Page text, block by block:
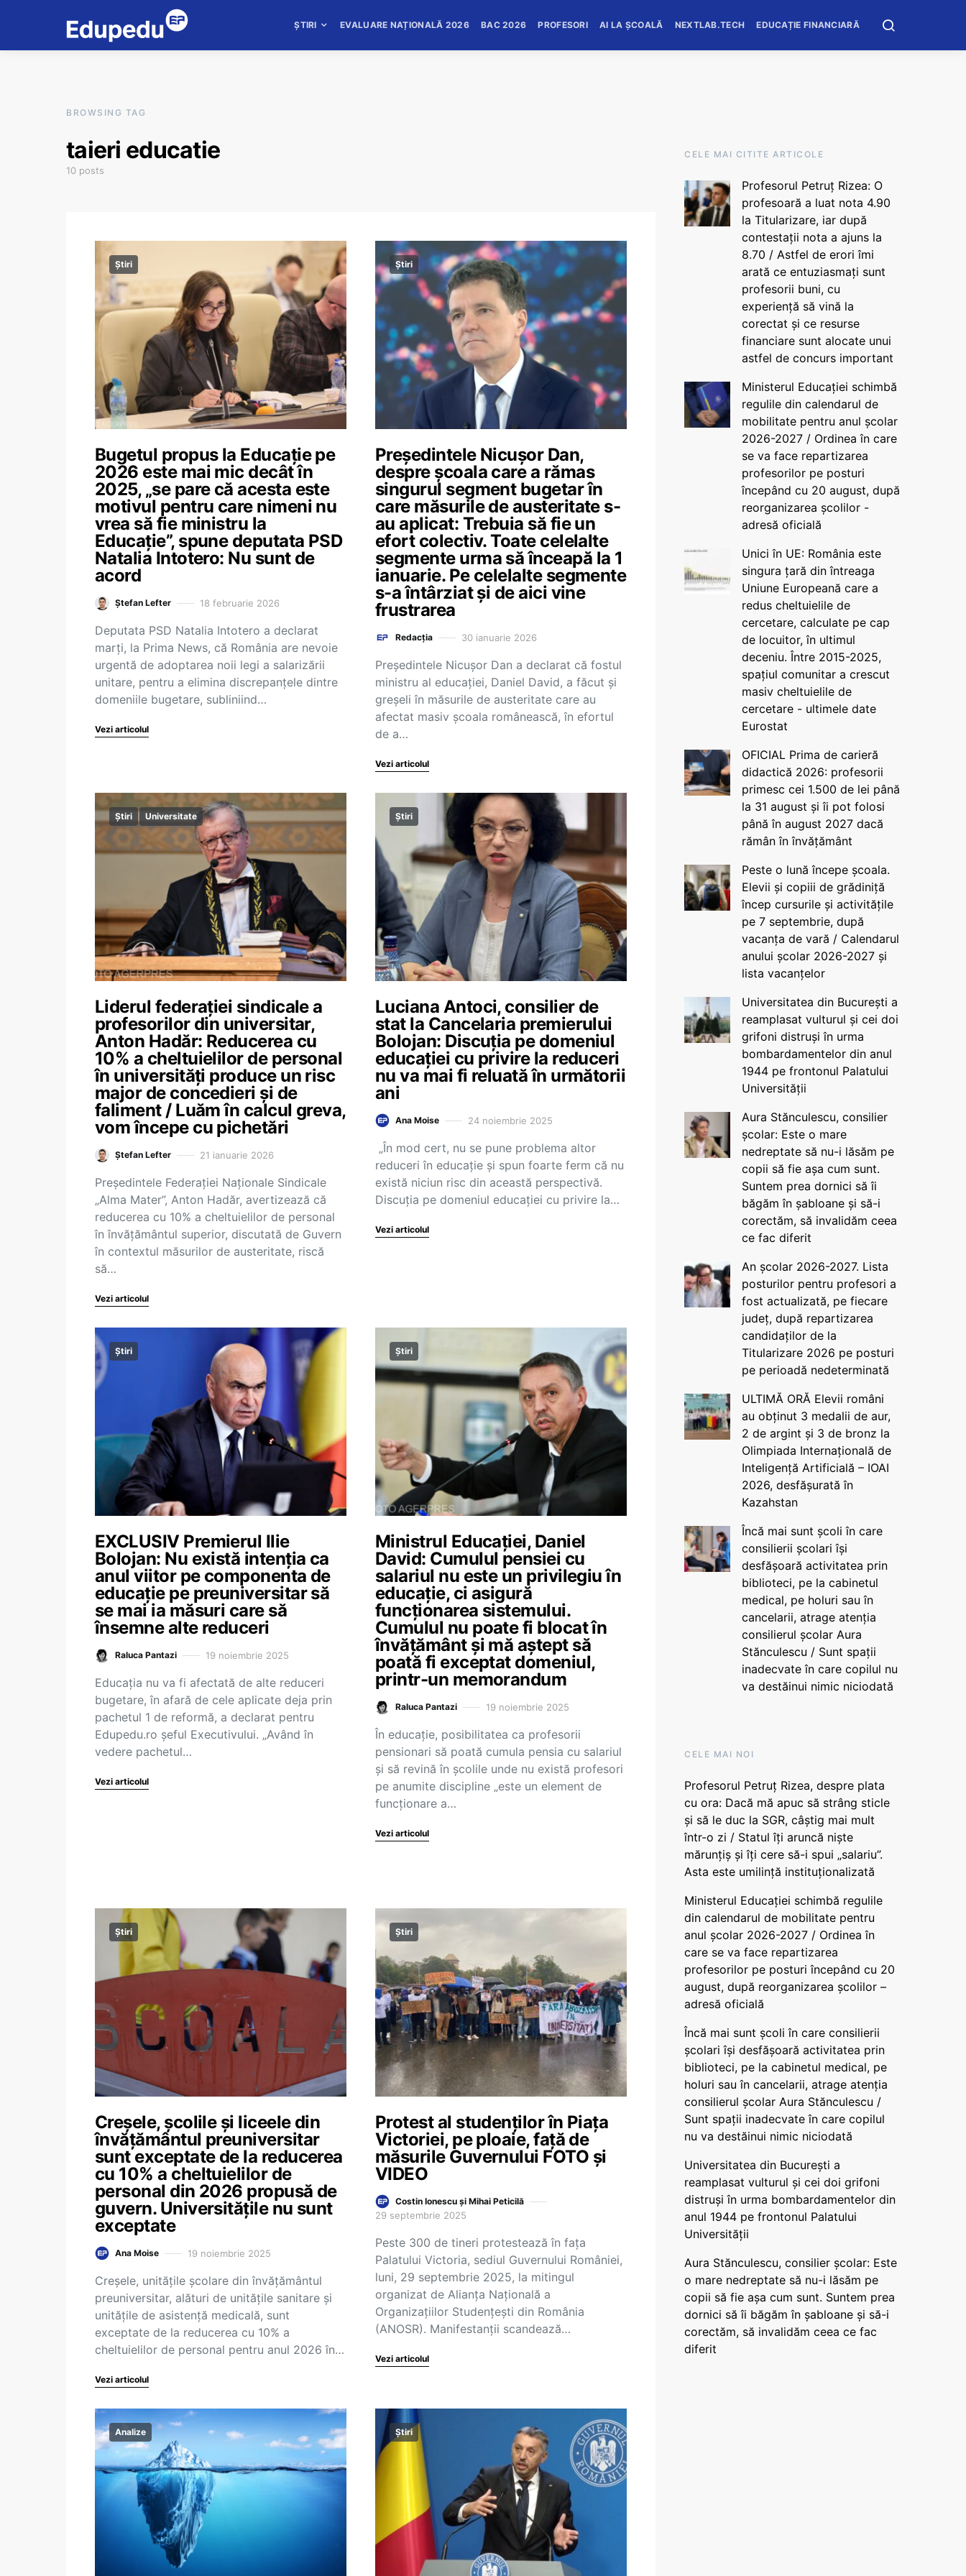
ȘTIRI EVALUARE NAȚIONALĂ 2026 BAC 2026 PROFESORI AI LA ȘCOALĂ NEXTLAB.TECH EDUCAȚIE FINANCIARĂ
BROWSING TAG
taieri educatie
10 posts
Știri
Bugetul propus la Educație pe
2026 este mai mic decât în
2025, „se pare că acesta este
motivul pentru care nimeni nu
vrea să fie ministru la
Educație”, spune deputata PSD
Natalia Intotero: Nu sunt de
acord
Ștefan Lefter 18 februarie 2026
Deputata PSD Natalia Intotero a declarat
marți, la Prima News, că România are nevoie
urgentă de adoptarea noii legi a salarizării
unitare, pentru a elimina discrepanțele dintre
domeniile bugetare, subliniind…
Vezi articolul
Știri
Președintele Nicușor Dan,
despre școala care a rămas
singurul segment bugetar în
care măsurile de austeritate s-
au aplicat: Trebuia să fie un
efort colectiv. Toate celelalte
segmente urma să înceapă la 1
ianuarie. Pe celelalte segmente
s-a întârziat și de aici vine
frustrarea
Redacția 30 ianuarie 2026
Președintele Nicușor Dan a declarat că fostul
ministru al educației, Daniel David, a făcut și
greșeli în măsurile de austeritate care au
afectat masiv școala românească, în efortul
de a…
Vezi articolul
Știri Universitate
Liderul federației sindicale a
profesorilor din universitar,
Anton Hadăr: Reducerea cu
10% a cheltuielilor de personal
în universități produce un risc
major de concedieri și de
faliment / Luăm în calcul greva,
vom începe cu pichetări
Ștefan Lefter 21 ianuarie 2026
Președintele Federației Naționale Sindicale
„Alma Mater”, Anton Hadăr, avertizează că
reducerea cu 10% a cheltuielilor de personal
în învățământul superior, discutată de Guvern
în contextul măsurilor de austeritate, riscă
să…
Vezi articolul
Știri
Luciana Antoci, consilier de
stat la Cancelaria premierului
Bolojan: Discuția pe domeniul
educației cu privire la reduceri
nu va mai fi reluată în următorii
ani
Ana Moise 24 noiembrie 2025
„În mod cert, nu se pune problema altor
reduceri în educație și spun foarte ferm că nu
există niciun risc din această perspectivă.
Discuția pe domeniul educației cu privire la…
Vezi articolul
Știri
EXCLUSIV Premierul Ilie
Bolojan: Nu există intenția ca
anul viitor pe componenta de
educație pe preuniversitar să
se mai ia măsuri care să
însemne alte reduceri
Raluca Pantazi 19 noiembrie 2025
Educația nu va fi afectată de alte reduceri
bugetare, în afară de cele aplicate deja prin
pachetul 1 de reformă, a declarat pentru
Edupedu.ro șeful Executivului. „Având în
vedere pachetul…
Vezi articolul
Știri
Ministrul Educației, Daniel
David: Cumulul pensiei cu
salariul nu este un privilegiu în
educație, ci asigură
funcționarea sistemului.
Cumulul nu poate fi blocat în
învățământ și mă aștept să
poată fi exceptat domeniul,
printr-un memorandum
Raluca Pantazi 19 noiembrie 2025
În educație, posibilitatea ca profesorii
pensionari să poată cumula pensia cu salariul
și să revină în școlile unde nu există profesori
pe anumite discipline „este un element de
funcționare a…
Vezi articolul
Știri
Creșele, școlile și liceele din
învățământul preuniversitar
sunt exceptate de la reducerea
cu 10% a cheltuielilor de
personal din 2026 propusă de
guvern. Universitățile nu sunt
exceptate
Ana Moise 19 noiembrie 2025
Creșele, unitățile școlare din învățământul
preuniversitar, alături de unitățile sanitare și
unitățile de asistență medicală, sunt
exceptate de la reducerea cu 10% a
cheltuielilor de personal pentru anul 2026 în…
Vezi articolul
Știri
Protest al studenților în Piața
Victoriei, pe ploaie, față de
măsurile Guvernului FOTO și
VIDEO
Costin Ionescu și Mihai Peticilă
29 septembrie 2025
Peste 300 de tineri protestează în fața
Palatului Victoria, sediul Guvernului României,
luni, 29 septembrie 2025, la mitingul
organizat de Alianța Națională a
Organizațiilor Studențești din România
(ANOSR). Manifestanții scandează…
Vezi articolul
Analize Știri
CELE MAI CITITE ARTICOLE
Profesorul Petruț Rizea: O
profesoară a luat nota 4.90
la Titularizare, iar după
contestații nota a ajuns la
8.70 / Astfel de erori îmi
arată ce entuziasmați sunt
profesorii buni, cu
experiență să vină la
corectat și ce resurse
financiare sunt alocate unui
astfel de concurs important
Ministerul Educației schimbă
regulile din calendarul de
mobilitate pentru anul școlar
2026-2027 / Ordinea în care
se va face repartizarea
profesorilor pe posturi
începând cu 20 august, după
reorganizarea școlilor -
adresă oficială
Unici în UE: România este
singura țară din întreaga
Uniune Europeană care a
redus cheltuielile de
cercetare, calculate pe cap
de locuitor, în ultimul
deceniu. Între 2015-2025,
spațiul comunitar a crescut
masiv cheltuielile de
cercetare - ultimele date
Eurostat
OFICIAL Prima de carieră
didactică 2026: profesorii
primesc cei 1.500 de lei până
la 31 august și îi pot folosi
până în august 2027 dacă
rămân în învățământ
Peste o lună începe școala.
Elevii și copiii de grădiniță
încep cursurile și activitățile
pe 7 septembrie, după
vacanța de vară / Calendarul
anului școlar 2026-2027 și
lista vacanțelor
Universitatea din București a
reamplasat vulturul și cei doi
grifoni distruși în urma
bombardamentelor din anul
1944 pe frontonul Palatului
Universității
Aura Stănculescu, consilier
școlar: Este o mare
nedreptate să nu-i lăsăm pe
copii să fie așa cum sunt.
Suntem prea dornici să îi
băgăm în șabloane și să-i
corectăm, să invalidăm ceea
ce fac diferit
An școlar 2026-2027. Lista
posturilor pentru profesori a
fost actualizată, pe fiecare
județ, după repartizarea
candidaților de la
Titularizare 2026 pe posturi
pe perioadă nedeterminată
ULTIMĂ ORĂ Elevii români
au obținut 3 medalii de aur,
2 de argint și 3 de bronz la
Olimpiada Internațională de
Inteligență Artificială – IOAI
2026, desfășurată în
Kazahstan
Încă mai sunt școli în care
consilierii școlari își
desfășoară activitatea prin
biblioteci, pe la cabinetul
medical, pe holuri sau în
cancelarii, atrage atenția
consilierul școlar Aura
Stănculescu / Sunt spații
inadecvate în care copilul nu
va destăinui nimic niciodată
CELE MAI NOI
Profesorul Petruț Rizea, despre plata
cu ora: Dacă mă apuc să strâng sticle
și să le duc la SGR, câștig mai mult
într-o zi / Statul îți aruncă niște
mărunțiș și îți cere să-i spui „salariu”.
Asta este umilință instituționalizată
Ministerul Educației schimbă regulile
din calendarul de mobilitate pentru
anul școlar 2026-2027 / Ordinea în
care se va face repartizarea
profesorilor pe posturi începând cu 20
august, după reorganizarea școlilor –
adresă oficială
Încă mai sunt școli în care consilierii
școlari își desfășoară activitatea prin
biblioteci, pe la cabinetul medical, pe
holuri sau în cancelarii, atrage atenția
consilierul școlar Aura Stănculescu /
Sunt spații inadecvate în care copilul
nu va destăinui nimic niciodată
Universitatea din București a
reamplasat vulturul și cei doi grifoni
distruși în urma bombardamentelor din
anul 1944 pe frontonul Palatului
Universității
Aura Stănculescu, consilier școlar: Este
o mare nedreptate să nu-i lăsăm pe
copii să fie așa cum sunt. Suntem prea
dornici să îi băgăm în șabloane și să-i
corectăm, să invalidăm ceea ce fac
diferit